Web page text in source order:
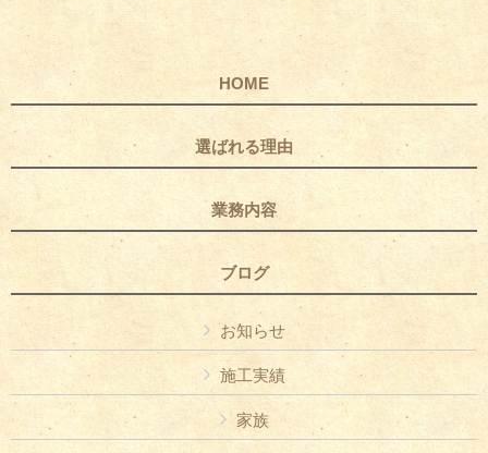
HOME
選ばれる理由
業務内容
ブログ
お知らせ
施工実績
家族